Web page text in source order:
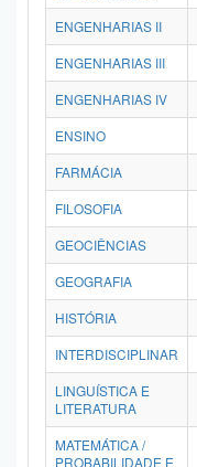
ENGENHARIAS II
ENGENHARIAS III
ENGENHARIAS IV
ENSINO
FARMÁCIA
FILOSOFIA
GEOCIÊNCIAS
GEOGRAFIA
HISTÓRIA
INTERDISCIPLINAR
LINGUÍSTICA E
LITERATURA
MATEMÁTICA /
PROBABILIDADE E